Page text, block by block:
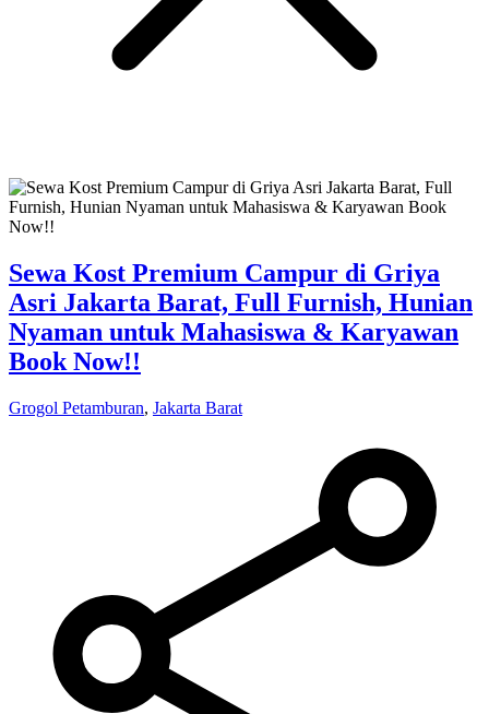
Sewa Kost Premium Campur di Griya
Asri Jakarta Barat, Full Furnish, Hunian
Nyaman untuk Mahasiswa & Karyawan
Book Now!!
Grogol Petamburan, Jakarta Barat